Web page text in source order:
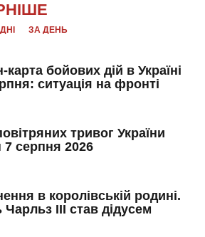
ЗА ДЕНЬ
бойових дій в Україні
ситуація на фронті
тривог України
7 серпня 2026
в королівській родині.
Чарльз III став дідусем